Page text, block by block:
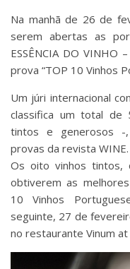
Na manhã de 26 de
serem abertas as
ESSÊNCIA DO VINHO
prova “TOP 10 Vinhos
Um júri internacional
classifica um total de
tintos e generosos -,
provas da revista WINE.
Os oito vinhos tintos,
obtiverem as
10 Vinhos
seguinte, 27 de
no restaurante Vinum at